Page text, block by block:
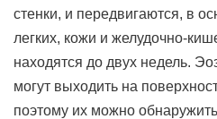
стенки, и передвигаются, в
легких, кожи и желудочно-
находятся до двух недель.
могут выходить на
поэтому их можно